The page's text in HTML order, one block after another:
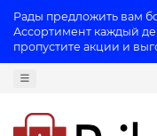
Рады предложить вам
Ассортимент каждый
пропустите акции и